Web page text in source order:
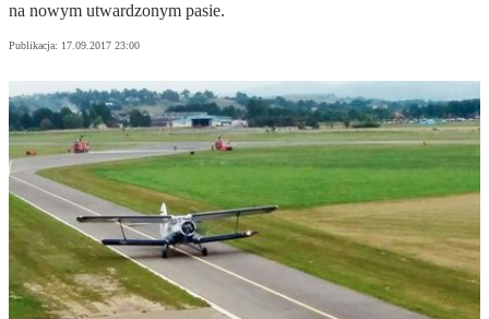
na nowym utwardzonym pasie.
Publikacja: 17.09.2017 23:00